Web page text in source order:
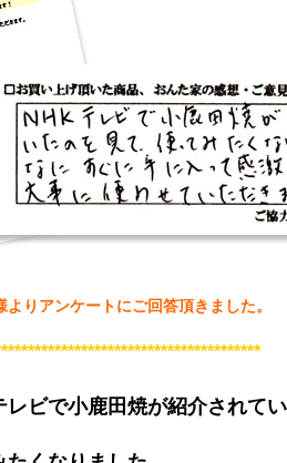
よりアンケートにご回答頂きました。
レビで小鹿田焼が紹介されて